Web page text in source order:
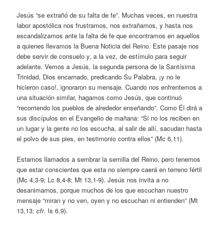
Jesús “se extrañó de su falta de fe”. Muchas veces, en nuestra
labor apostólica nos frustramos, nos extrañamos, y hasta nos
escandalizamos ante la falta de fe que encontramos en aquellos
a quienes llevamos la Buena Noticia del Reino. Este pasaje nos
debe servir de consuelo y, a la vez, de estímulo para seguir
adelante. Vemos a Jesús, la segunda persona de la Santísima
Trinidad, Dios encarnado, predicando Su Palabra, ¡y no le
hicieron caso!, ignoraron su mensaje. Cuando nos enfrentemos a
una situación similar, hagamos como Jesús, que continuó
“recorriendo los pueblos de alrededor enseñando”. Como Él dirá a
sus discípulos en el Evangelio de mañana: “Si no los reciben en
un lugar y la gente no los escucha, al salir de allí, sacudan hasta
el polvo de sus pies, en testimonio contra ellos” (Mc 6,11).
Estamos llamados a sembrar la semilla del Reino, pero tenemos
que estar conscientes que esta no siempre caerá en terreno fértil
(Mc 4,3-9; Lc 8,4-8; Mt 13,1-9). Jesús nos invita a no
desanimarnos, porque muchos de los que escuchan nuestro
mensaje “miran y no ven, oyen y no escuchan ni entienden” (Mt
13,13;cfr. Is 6,9).